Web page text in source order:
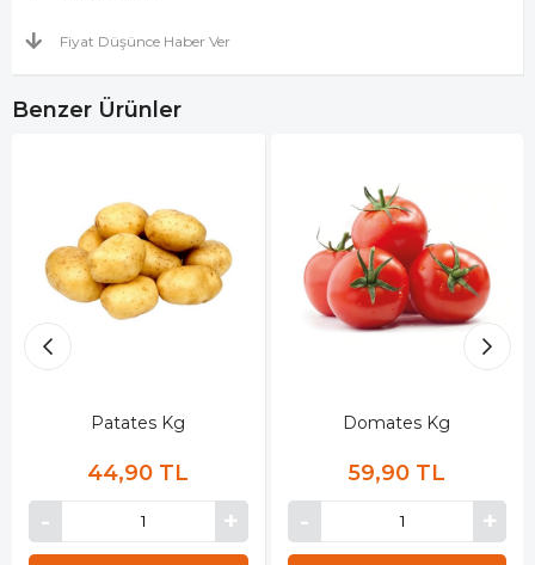
Fiyat Düşünce Haber Ver
Benzer Ürünler
Patates Kg
44,90 TL
Domates Kg
59,90 TL